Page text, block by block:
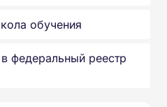
обучения
федеральный реестр